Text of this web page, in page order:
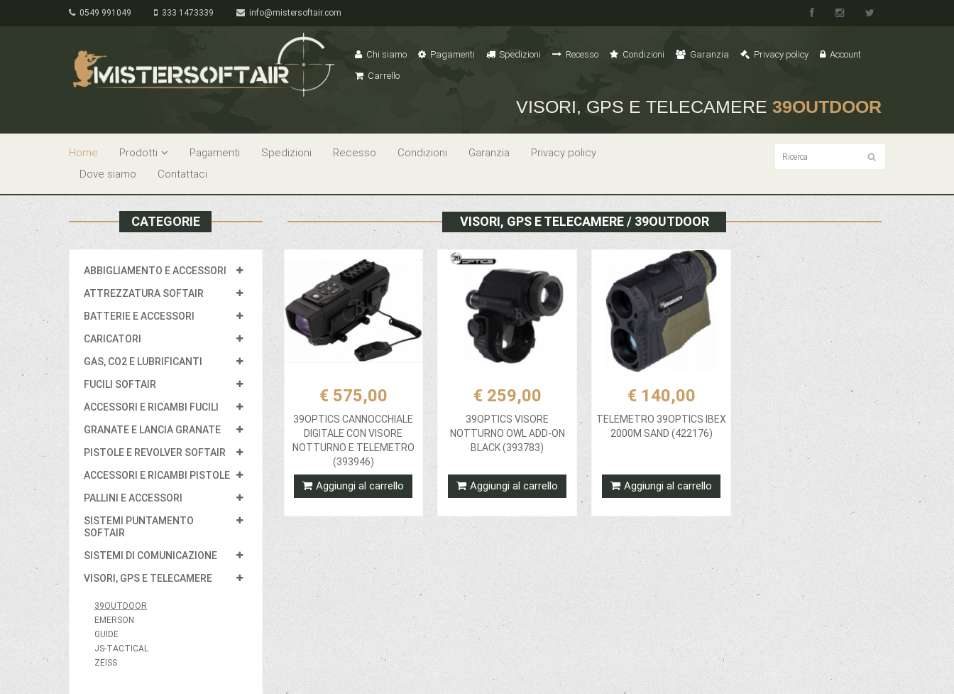
0549 991049 333 1473339 info@mistersoftair.com
Chi siamo Pagamenti Spedizioni Recesso Condizioni Garanzia Privacy policy
Account
Carrello
VISORI, GPS E TELECAMERE 39OUTDOOR
Home Prodotti Pagamenti Spedizioni Recesso Condizioni Garanzia
Privacy policy
Dove siamo
Contattaci
CATEGORIE
ABBIGLIAMENTO E ACCESSORI
ATTREZZATURA SOFTAIR
BATTERIE E ACCESSORI
CARICATORI
GAS, CO2 E LUBRIFICANTI
FUCILI SOFTAIR
ACCESSORI E RICAMBI FUCILI
GRANATE E LANCIA GRANATE
PISTOLE E REVOLVER SOFTAIR
ACCESSORI E RICAMBI PISTOLE
PALLINI E ACCESSORI
SISTEMI PUNTAMENTO
SOFTAIR
SISTEMI DI COMUNICAZIONE
VISORI, GPS E TELECAMERE
39OUTDOOR
EMERSON
GUIDE
JS-TACTICAL
ZEISS
VISORI, GPS E TELECAMERE / 39OUTDOOR
€ 575,00
39OPTICS CANNOCCHIALE
DIGITALE CON VISORE
NOTTURNO E TELEMETRO
(393946)
Aggiungi al carrello
€ 259,00
39OPTICS VISORE
NOTTURNO OWL ADD-ON
BLACK (393783)
Aggiungi al carrello
€ 140,00
TELEMETRO 39OPTICS IBEX
2000M SAND (422176)
Aggiungi al carrello